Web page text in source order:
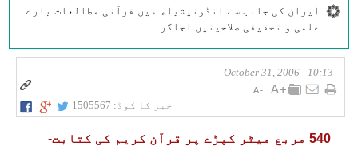
ایران کی جانب سے انڈونیشیاء میں قرآنی مطالعات بارے
علمی و تحقیقی صلاحیتیں اجاگر
10:13 - October 31, 2006
خبر کا کوڈ: 1505567
540 مربع میٹر كپڑے پر قرآن كريم كی كتابت-